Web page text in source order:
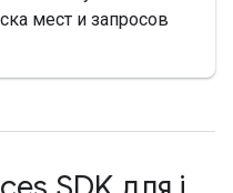
мест и запросов